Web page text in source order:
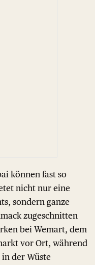
können fast so
nicht nur eine
sondern ganze
zugeschnitten
bei Wemart, dem
vor Ort, während
der Wüste